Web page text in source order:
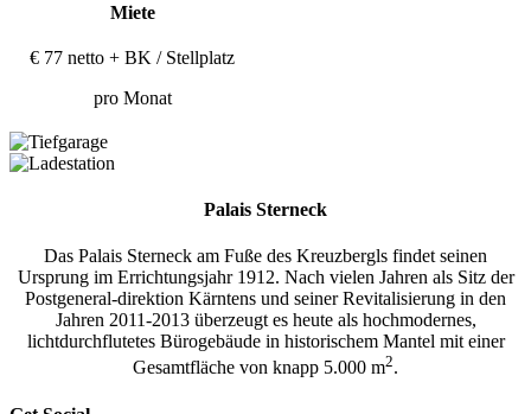
Miete
€ 77 netto + BK / Stellplatz
pro Monat
Palais Sterneck
Das Palais Sterneck am Fuße des Kreuzbergls findet seinen
Ursprung im Errichtungsjahr 1912. Nach vielen Jahren als Sitz der
Postgeneral-direktion Kärntens und seiner Revitalisierung in den
Jahren 2011-2013 überzeugt es heute als hochmodernes,
lichtdurchflutetes Bürogebäude in historischem Mantel mit einer
Gesamtfläche von knapp 5.000 m2.